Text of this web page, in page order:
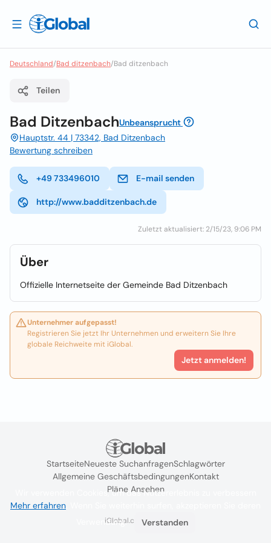
Deutschland/Bad ditzenbach/Bad ditzenbach
Teilen
Bad DitzenbachUnbeansprucht
Hauptstr. 44 | 73342, Bad Ditzenbach
Bewertung schreiben
+49 733496010 E-mail senden
http://www.badditzenbach.de
Zuletzt aktualisiert: 2/15/23, 9:06 PM
Über
Offizielle Internetseite der Gemeinde Bad Ditzenbach
Unternehmer aufgepasst!
Registrieren Sie jetzt Ihr Unternehmen und erweitern Sie Ihre
globale Reichweite mit iGlobal.
Jetzt anmelden!
StartseiteNeueste SuchanfragenSchlagwörter
Allgemeine GeschäftsbedingungenKontakt
Pläne Ansehen
iGlobal.co @ 2024
Wir verwenden Cookies, um das Nutzererlebnis zu verbessern
Mehr erfahren
Verwendung.
Verstanden